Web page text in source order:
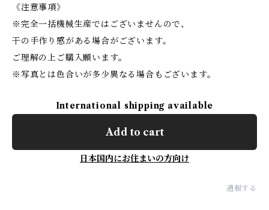
《注意事項》
※完全一括機械生産ではございませんので、
干の手作り感がある場合がございます。
ご理解の上ご購入願います。
※写真とは色合いが多少異なる場合もございます。
International shipping available
Add to cart
日本国内にお住まいの方向け
通報する